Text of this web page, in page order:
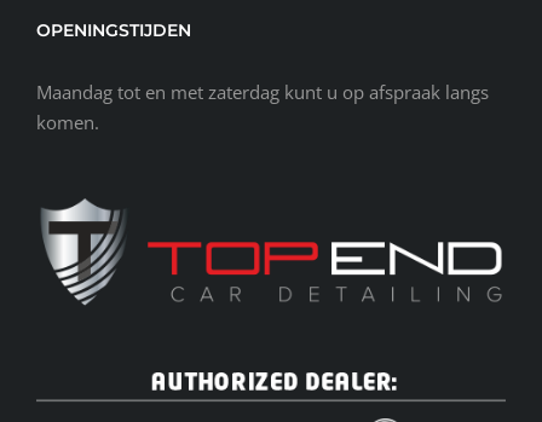
OPENINGSTIJDEN
Maandag tot en met zaterdag kunt u op afspraak langs
komen.